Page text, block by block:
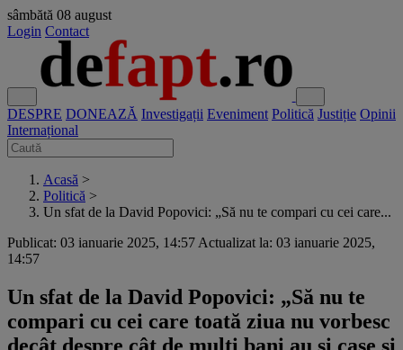
sâmbătă 08 august
Login Contact
DESPRE DONEAZĂ Investigații Eveniment Politică Justiție Opinii
Internațional
Acasă >
Politică >
Un sfat de la David Popovici: „Să nu te compari cu cei care...
Publicat: 03 ianuarie 2025, 14:57 Actualizat la: 03 ianuarie 2025,
14:57
Un sfat de la David Popovici: „Să nu te
compari cu cei care toată ziua nu vorbesc